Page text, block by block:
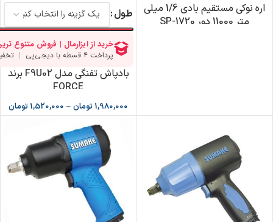
اره نوکی مستقیم بادی 1/6 میلی
متر 11000 دور SP-1720
طول
بادپاش تفنگی مدل F9U02 برند
FORCE
1,980,000 تومان –
1,520,000 تومان